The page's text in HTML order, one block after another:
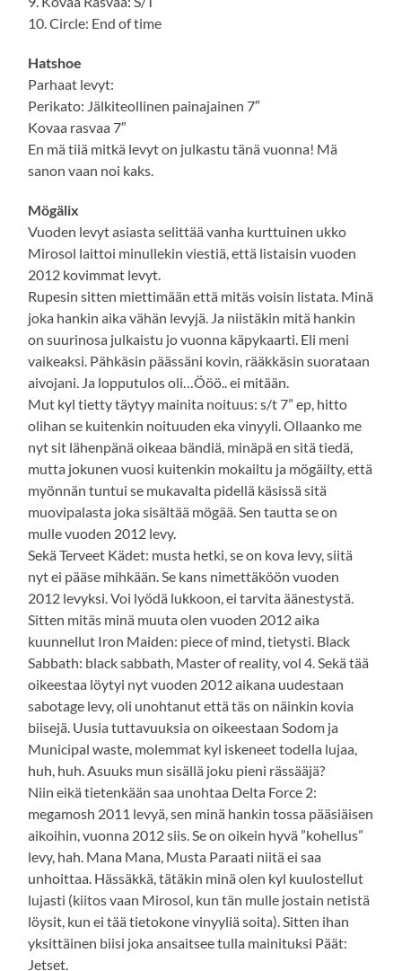
10. Circle: End of time
Hatshoe
Parhaat levyt:
Perikato: Jälkiteollinen painajainen 7″
Kovaa rasvaa 7″
En mä tiiä mitkä levyt on julkastu tänä vuonna! Mä
sanon vaan noi kaks.
Mögälix
Vuoden levyt asiasta selittää vanha kurttuinen ukko
Mirosol laittoi minullekin viestiä, että listaisin vuoden
2012 kovimmat levyt.
Rupesin sitten miettimään että mitäs voisin listata. Minä
joka hankin aika vähän levyjä. Ja niistäkin mitä hankin
on suurinosa julkaistu jo vuonna käpykaarti. Eli meni
vaikeaksi. Pähkäsin päässäni kovin, rääkkäsin suorataan
aivojani. Ja lopputulos oli…Ööö.. ei mitään.
Mut kyl tietty täytyy mainita noituus: s/t 7” ep, hitto
olihan se kuitenkin noituuden eka vinyyli. Ollaanko me
nyt sit lähenpänä oikeaa bändiä, minäpä en sitä tiedä,
mutta jokunen vuosi kuitenkin mokailtu ja mögäilty, että
myönnän tuntui se mukavalta pidellä käsissä sitä
muovipalasta joka sisältää mögää. Sen tautta se on
mulle vuoden 2012 levy.
Sekä Terveet Kädet: musta hetki, se on kova levy, siitä
nyt ei pääse mihkään. Se kans nimettäköön vuoden
2012 levyksi. Voi lyödä lukkoon, ei tarvita äänestystä.
Sitten mitäs minä muuta olen vuoden 2012 aika
kuunnellut Iron Maiden: piece of mind, tietysti. Black
Sabbath: black sabbath, Master of reality, vol 4. Sekä tää
oikeestaa löytyi nyt vuoden 2012 aikana uudestaan
sabotage levy, oli unohtanut että täs on näinkin kovia
biisejä. Uusia tuttavuuksia on oikeestaan Sodom ja
Municipal waste, molemmat kyl iskeneet todella lujaa,
huh, huh. Asuuks mun sisällä joku pieni rässääjä?
Niin eikä tietenkään saa unohtaa Delta Force 2:
megamosh 2011 levyä, sen minä hankin tossa pääsiäisen
aikoihin, vuonna 2012 siis. Se on oikein hyvä ”kohellus”
levy, hah. Mana Mana, Musta Paraati niitä ei saa
unhoittaa. Hässäkkä, tätäkin minä olen kyl kuulostellut
lujasti (kiitos vaan Mirosol, kun tän mulle jostain netistä
löysit, kun ei tää tietokone vinyyliä soita). Sitten ihan
yksittäinen biisi joka ansaitsee tulla mainituksi Päät:
Jetset.